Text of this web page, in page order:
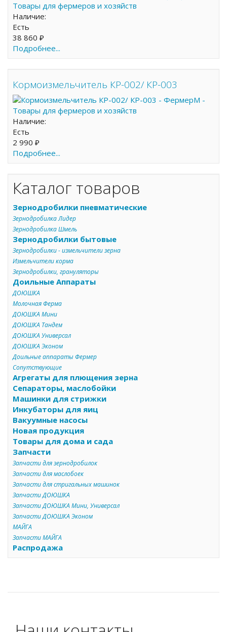
Наличие:
Есть
38 860 ₽
Подробнее...
Кормоизмельчитель КР-002/ КР-003
Наличие:
Есть
2 990 ₽
Подробнее...
Каталог товаров
Зернодробилки пневматические
Зернодробилка Лидер
Зернодробилка Шмель
Зернодробилки бытовые
Зернодробилки - измельчители зерна
Измельчители корма
Зернодробилки, грануляторы
Доильные Аппараты
ДОЮШКА
Молочная Ферма
ДОЮШКА Мини
ДОЮШКА Тандем
ДОЮШКА Универсал
ДОЮШКА Эконом
Доильные аппараты Фермер
Сопутствующие
Агрегаты для плющения зерна
Сепараторы, маслобойки
Машинки для стрижки
Инкубаторы для яиц
Вакуумные насосы
Новая продукция
Товары для дома и сада
Запчасти
Запчасти для зернодробилок
Запчасти для маслобоек
Запчасти для стригальных машинок
Запчасти ДОЮШКА
Запчасти ДОЮШКА Мини, Универсал
Запчасти ДОЮШКА Эконом
МАЙГА
Запчасти МАЙГА
Распродажа